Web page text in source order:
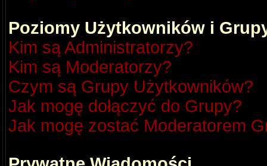
Poziomy Użytkowników i
Kim są Administratorzy?
Kim są Moderatorzy?
Czym są Grupy Użytkowników?
Jak mogę dołączyć do Grupy?
Jak mogę zostać Moderatorem